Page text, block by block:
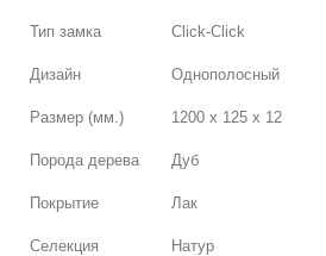
Тип замка Click-Click
Дизайн Однополосный
Размер (мм.) 1200 х 125 х 12
Порода дерева Дуб
Покрытие Лак
Селекция Натур